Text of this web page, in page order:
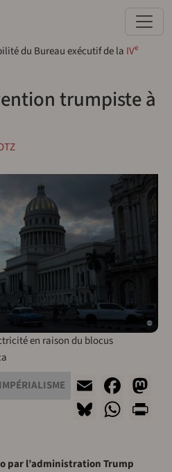
du Bureau exécutif de la IVe
trumpiste à
en raison du blocus
IMPÉRIALISME Email
Bluesky
par l’administration Trump